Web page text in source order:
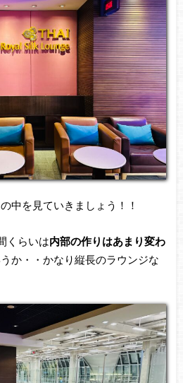
中を見ていきましょう！！
くらいは内部の作りはあまり変わ
か・・かなり縦長のラウンジな